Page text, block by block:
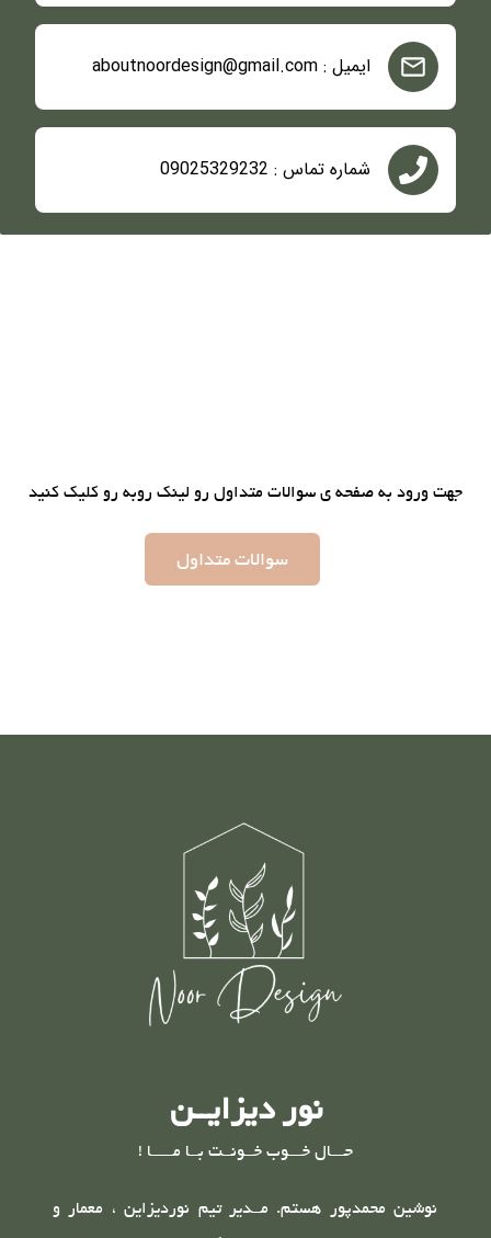
ایمیل : aboutnoordesign@gmail.com
شماره تماس : 09025329232
جهت ورود به صفحه ی سوالات متداول رو لینک روبه رو کلیک کنید
سوالات متداول
نور دیزایــن
حـــال خـــوب خــونــت بــا مـــــا !
نوشین محمدپور هستم. مــدیر تیم نوردیزاین ، معمار و